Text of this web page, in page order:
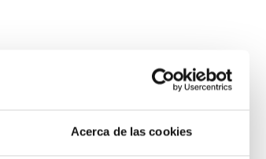
Acerca de las cookies